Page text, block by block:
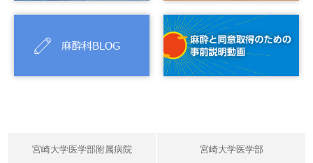
宮崎大学医学部附属病院 宮崎大学医学部